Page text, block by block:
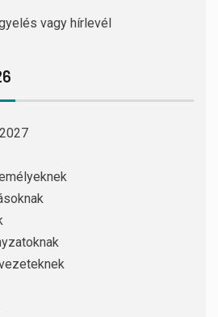
vagy hírlevél